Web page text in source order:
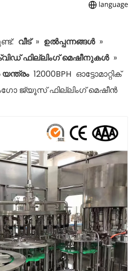
വീട് » ഉൽപ്പന്നങ്ങൾ »
ഫില്ലിംഗ് മെഷീനുകൾ »
12000BPH ഓട്ടോമാറ്റിക്
ജ്യൂസ് ഫില്ലിംഗ് മെഷീൻ